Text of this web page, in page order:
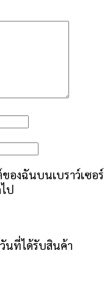
องฉันบนเบราว์เซอร์
ป
นที่ได้รับสินค้า